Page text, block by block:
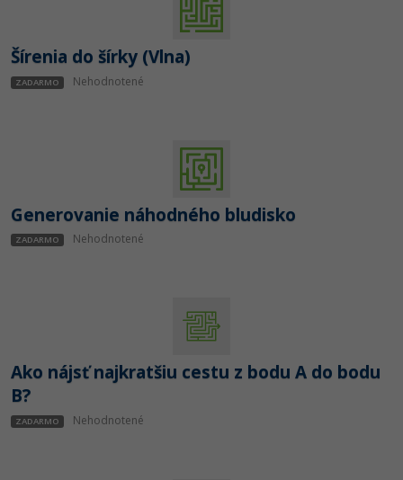
C# .NET -80%
C++ -80%
Šírenia do šírky (Vlna)
ZADARMO Nehodnotené
Generovanie náhodného bludisko
ZADARMO Nehodnotené
Ako nájsť najkratšiu cestu z bodu A do bodu
B?
ZADARMO Nehodnotené